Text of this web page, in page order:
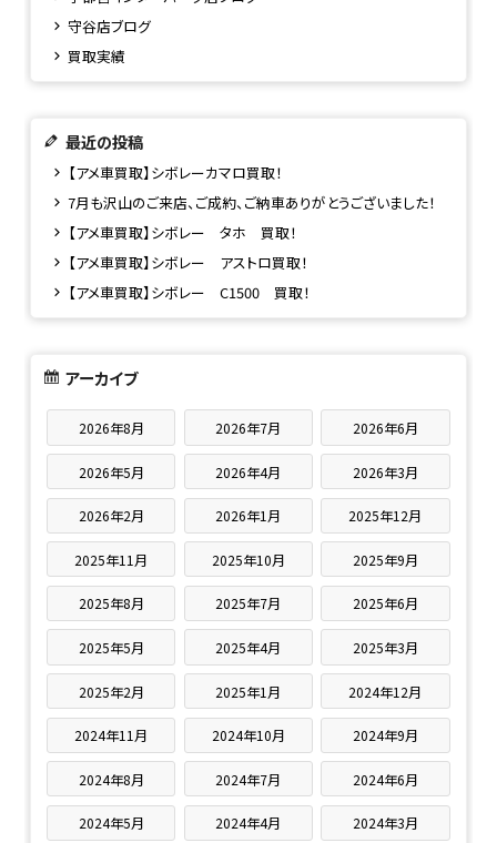
守谷店ブログ
買取実績
最近の投稿
【アメ車買取】シボレーカマロ買取！
7月も沢山のご来店、ご成約、ご納車ありがとうございました！
【アメ車買取】シボレー タホ 買取！
【アメ車買取】シボレー アストロ買取！
【アメ車買取】シボレー C1500 買取！
アーカイブ
2026年8月 2026年7月 2026年6月
2026年5月 2026年4月 2026年3月
2026年2月 2026年1月 2025年12月
2025年11月 2025年10月 2025年9月
2025年8月 2025年7月 2025年6月
2025年5月 2025年4月 2025年3月
2025年2月 2025年1月 2024年12月
2024年11月 2024年10月 2024年9月
2024年8月 2024年7月 2024年6月
2024年5月 2024年4月 2024年3月